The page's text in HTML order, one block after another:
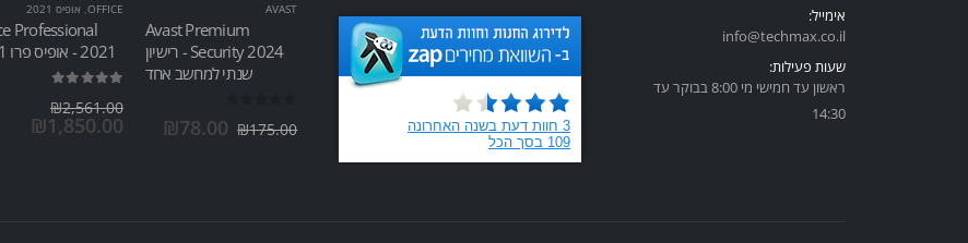
אימייל:
info@techmax.co.il
שעות פעילות:
ראשון עד חמישי מי 8:00 בבוקר עד
14:30
AVAST
Avast Premium
Security 2024 - רישיון
שנתי למחשב אחד
₪175.00
₪78.00
OFFICE
, אופיס 2021
Professional
2021 - אופיס פרו 2021
₪2,561.00
₪1,850.00